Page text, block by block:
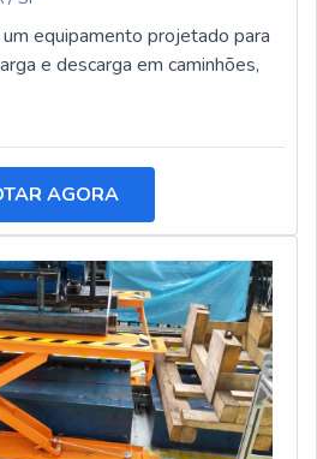
equipamento projetado para
e descarga em caminhões,
AGORA